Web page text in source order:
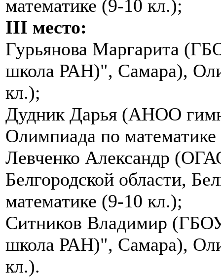
математике (9-10 кл.);
III место:
Гурьянова Маргарита
школа РАН)", Самара),
кл.);
Дудник Дарья (АНОО
Олимпиада по
Левченко Александр
Белгородской области,
математике (9-10 кл.);
Ситников Владимир
школа РАН)", Самара),
кл.).